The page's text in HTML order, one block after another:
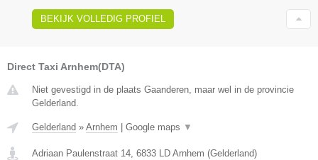
BEKIJK VOLLEDIG PROFIEL
Direct Taxi Arnhem(DTA)
Niet gevestigd in de plaats Gaanderen, maar wel in de provincie
Gelderland.
Gelderland » Arnhem | Google maps ▼
Adriaan Paulenstraat 14 6833 LD Arnhem (Gelderland)